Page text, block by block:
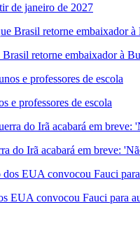
de janeiro de 2027
Brasil retorne embaixador à
e professores de escola
do Irã acabará em breve:
EUA convocou Fauci para